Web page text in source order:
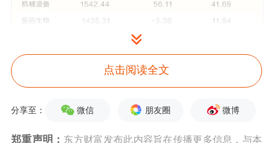
点击阅读全文
分享至： 微信 朋友圈 微博
郑重声明： 东方财富发布此内容旨在传播更多信息，与本